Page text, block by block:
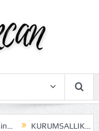
KURUMSALLIK…